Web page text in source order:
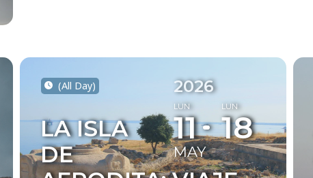
2026
LUN
11
MAY
LUN
18
(All Day)
LA ISLA
DE